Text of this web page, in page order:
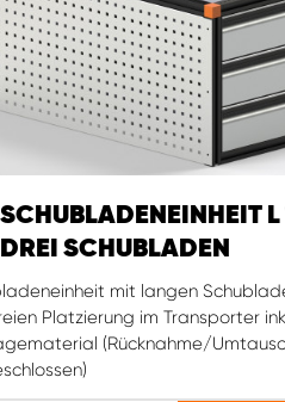
L
SCHUBLADEN
mit langen
Platzierung im Transporter
(Rücknahme/